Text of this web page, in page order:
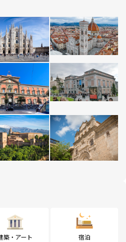
築・アート 宿泊